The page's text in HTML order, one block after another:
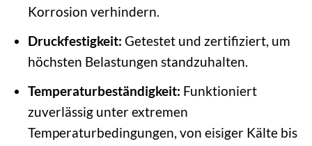
Korrosion verhindern.
Druckfestigkeit: Getestet und zertifiziert, um
höchsten Belastungen standzuhalten.
Temperaturbeständigkeit: Funktioniert
zuverlässig unter extremen
Temperaturbedingungen, von eisiger Kälte bis